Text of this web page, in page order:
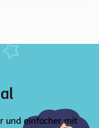
und einfacher mit